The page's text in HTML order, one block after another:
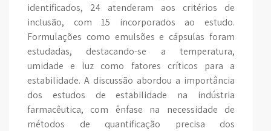
identificados, 24 atenderam aos critérios de
inclusão, com 15 incorporados ao estudo.
Formulações como emulsões e cápsulas foram
estudadas, destacando-se a temperatura,
umidade e luz como fatores críticos para a
estabilidade. A discussão abordou a importância
dos estudos de estabilidade na indústria
farmacêutica, com ênfase na necessidade de
métodos de quantificação precisa dos